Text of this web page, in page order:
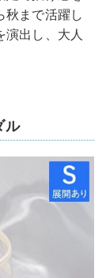
秋まで活躍し
演出し、大人
ル